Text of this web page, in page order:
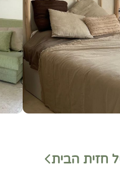
חזית הבית